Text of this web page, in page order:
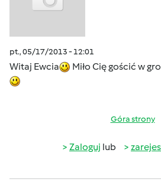
pt., 05/17/2013 - 12:01
Witaj Ewcia
Miło Cię gościć w
Góra strony
Zaloguj lub